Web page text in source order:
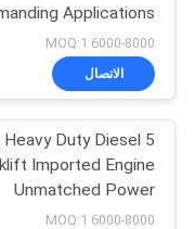
أشرطة
فيديو
معلومات
مكدس
الكهربائي
29
Applications
6000-8000 MOQ:1
الاتصال
Heavy Duty Diesel
Imported Engine
Unmatched Power
6000-8000 MOQ:1